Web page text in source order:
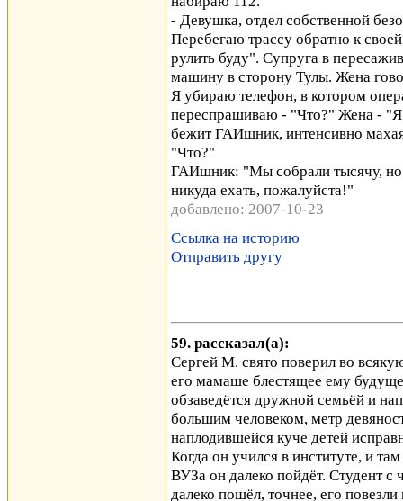
- Девушка, отдел собственной
Перебегаю трассу обратно к
рулить буду". Супруга в
машину в сторону Тулы. Жена
Я убираю телефон, в котором
переспрашиваю - "Что?" Жена - "Я
бежит ГАИшник, интенсивно
"Что?"
ГАИшник: "Мы собрали тысячу, но
никуда ехать, пожалуйста!"
добавлено: 2007-10-23
Ссылка на историю
Отправить другу
59. рассказал(а):
Сергей М. свято поверил во
его мамаше блестящее ему
обзаведётся дружной семьёй и
большим человеком, метр
наплодившейся куче детей
Когда он учился в институте, и
ВУЗа он далеко пойдёт. Студент с
далеко пошёл, точнее, его повезли